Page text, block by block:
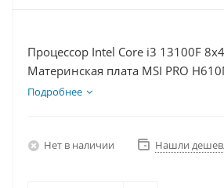
Процессор Intel Core i3 13100F
Материнская плата MSI PRO
GT 1030 2Гб, Память DDR4 64Gb,
Подробнее
Нет в наличии Нашли